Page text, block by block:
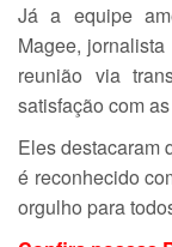
Já a equipe
Magee,
reunião via
satisfação com
Eles destacaram
é reconhecido
orgulho para